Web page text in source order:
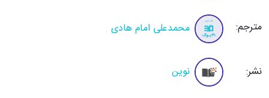
مترجم: محمدعلی امام هادی
نشر: نوین